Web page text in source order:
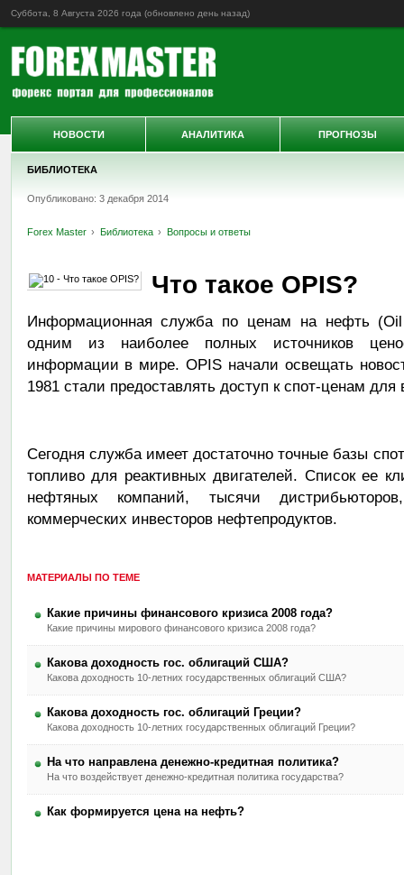
Суббота, 8 Августа 2026 года (обновлено день назад)
БИБЛИОТЕКА
Опубликовано: 3 декабря 2014
Forex Master Библиотека Вопросы и ответы
Что такое OPIS?
Информационная служба по ценам на нефть
одним из наиболее полных источников
информации в мире. OPIS начали освещать
1981 стали предоставлять доступ к спот-ценам для
Сегодня служба имеет достаточно точные базы
топливо для реактивных двигателей. Список ее
нефтяных компаний, тысячи
коммерческих инвесторов нефтепродуктов.
МАТЕРИАЛЫ ПО ТЕМЕ
Какие причины финансового кризиса 2008 года?
Какие причины мирового финансового кризиса 2008 года?
Какова доходность гос. облигаций США?
Какова доходность 10-летних государственных облигаций США?
Какова доходность гос. облигаций Греции?
Какова доходность 10-летних государственных облигаций Греции?
На что направлена денежно-кредитная политика?
На что воздействует денежно-кредитная политика государства?
Как формируется цена на нефть?
НОВОСТИ АНАЛИТИКА ПРОГНОЗЫ